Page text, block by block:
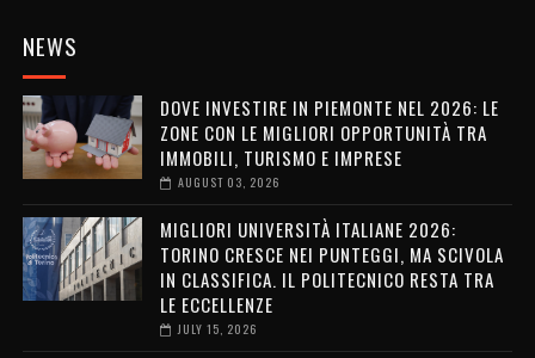
NEWS
DOVE INVESTIRE IN PIEMONTE NEL 2026: LE
ZONE CON LE MIGLIORI OPPORTUNITÀ TRA
IMMOBILI, TURISMO E IMPRESE
AUGUST 03, 2026
MIGLIORI UNIVERSITÀ ITALIANE 2026:
TORINO CRESCE NEI PUNTEGGI, MA SCIVOLA
IN CLASSIFICA. IL POLITECNICO RESTA TRA
LE ECCELLENZE
JULY 15, 2026